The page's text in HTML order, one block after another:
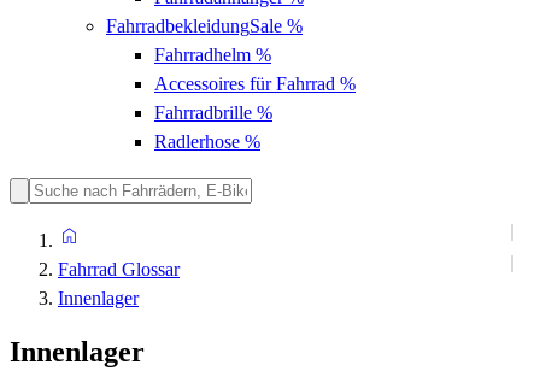
FahrradbekleidungSale %
Fahrradhelm %
Accessoires für Fahrrad %
Fahrradbrille %
Radlerhose %
Fahrrad Glossar
Innenlager
Innenlager